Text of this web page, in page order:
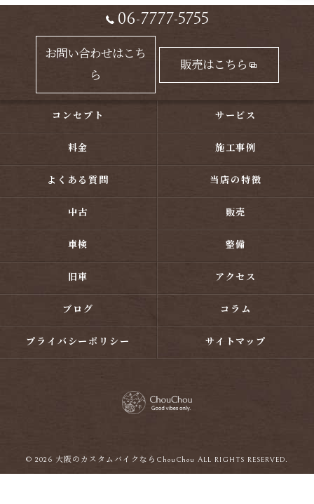
06-7777-5755
お問い合わせはこち
ら
販売はこちら
コンセプト サービス
料金 施工事例
よくある質問 当店の特徴
中古 販売
車検 整備
旧車 アクセス
ブログ コラム
プライバシーポリシー サイトマップ
© 2026 大阪のカスタムバイクならChouChou ALL RIGHTS RESERVED.